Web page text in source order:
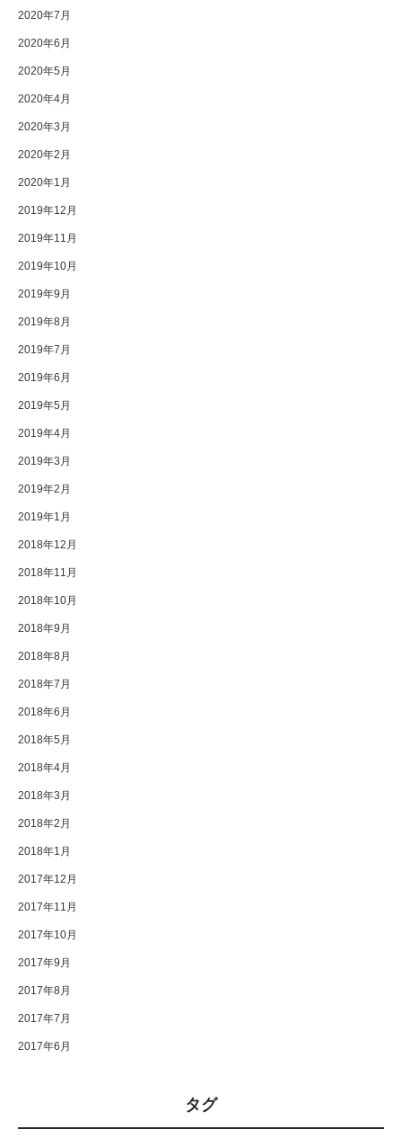
2020年7月
2020年6月
2020年5月
2020年4月
2020年3月
2020年2月
2020年1月
2019年12月
2019年11月
2019年10月
2019年9月
2019年8月
2019年7月
2019年6月
2019年5月
2019年4月
2019年3月
2019年2月
2019年1月
2018年12月
2018年11月
2018年10月
2018年9月
2018年8月
2018年7月
2018年6月
2018年5月
2018年4月
2018年3月
2018年2月
2018年1月
2017年12月
2017年11月
2017年10月
2017年9月
2017年8月
2017年7月
2017年6月
タグ